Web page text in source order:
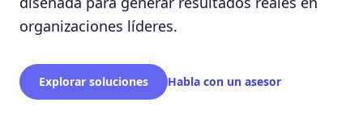
organizaciones líderes.
Explorar soluciones Habla con un asesor